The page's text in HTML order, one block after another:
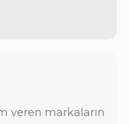
veren markaların